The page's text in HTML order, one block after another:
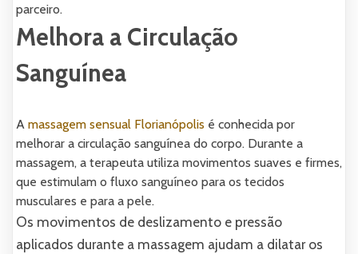
parceiro.
Melhora a Circulação
Sanguínea
A massagem sensual Florianópolis é conhecida por
melhorar a circulação sanguínea do corpo. Durante a
massagem, a terapeuta utiliza movimentos suaves e firmes,
que estimulam o fluxo sanguíneo para os tecidos
musculares e para a pele.
Os movimentos de deslizamento e pressão
aplicados durante a massagem ajudam a dilatar os